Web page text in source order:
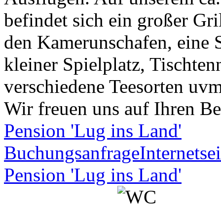
befindet sich ein großer
den Kamerunschafen, eine
kleiner Spielplatz,
verschiedene Teesorten
Wir freuen uns auf Ihren
Pension 'Lug ins Land'
Buchungsanfrage
Pension 'Lug ins Land'